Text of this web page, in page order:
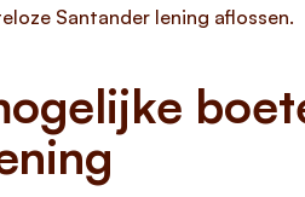
Santander lening aflossen.